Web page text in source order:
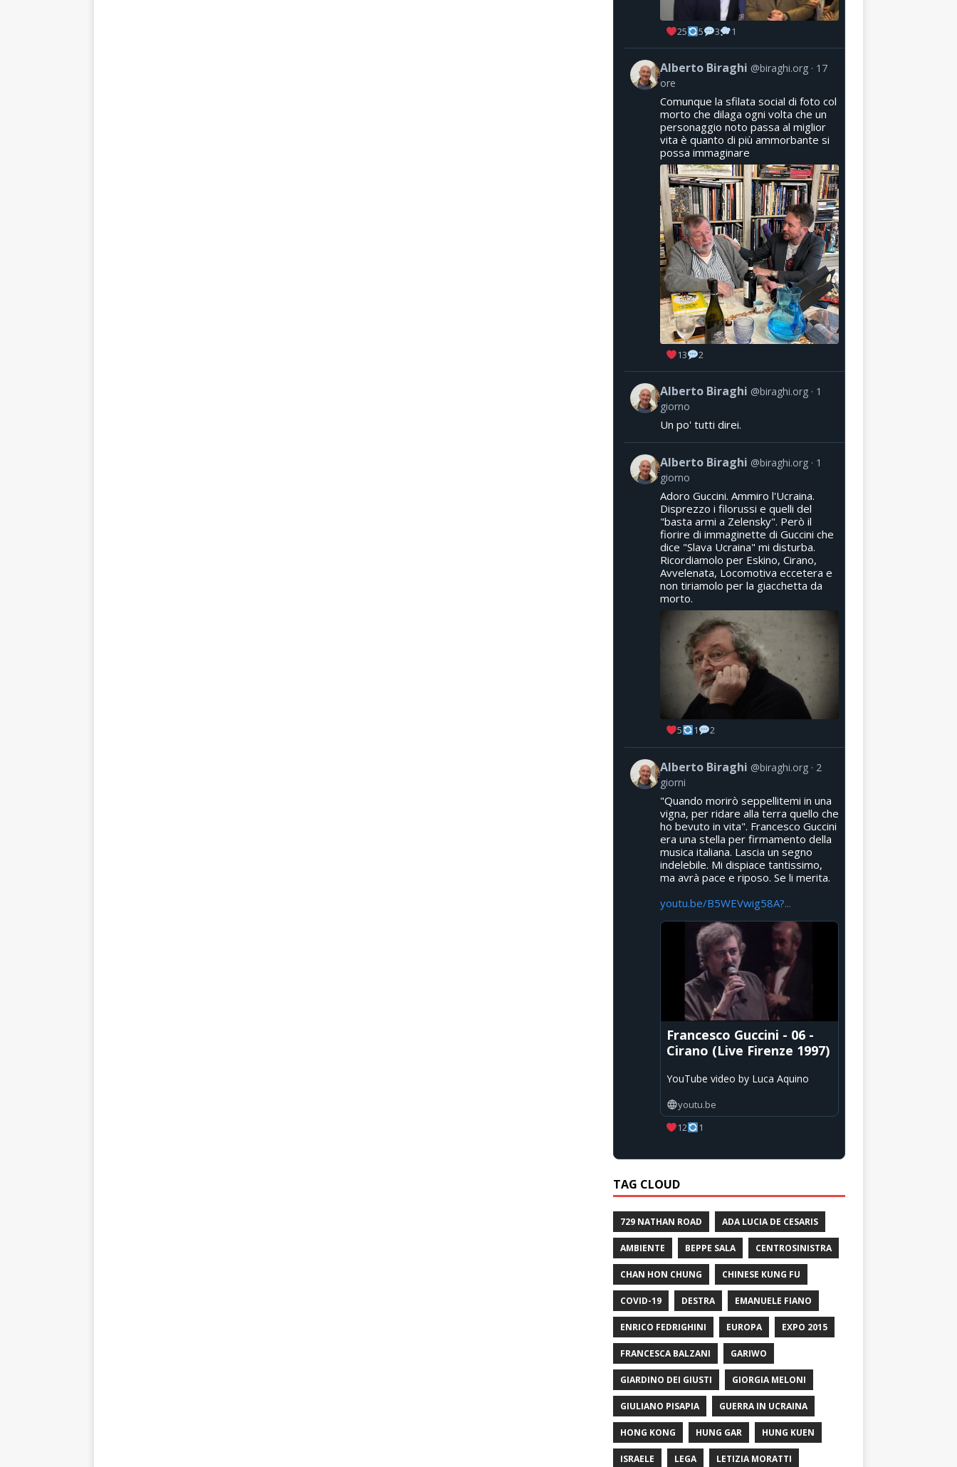
25 5 3 1
Alberto Biraghi @biraghi.org
17
ore
Comunque la sfilata social di foto col
morto che dilaga ogni volta che un
personaggio noto passa al miglior
vita è quanto di più ammorbante si
possa immaginare
13 2
Alberto Biraghi @biraghi.org
1
giorno
Un po' tutti direi.
Alberto Biraghi @biraghi.org
1
giorno
Adoro Guccini. Ammiro l'Ucraina.
Disprezzo i filorussi e quelli del
"basta armi a Zelensky". Però il
fiorire di immaginette di Guccini che
dice "Slava Ucraina" mi disturba.
Ricordiamolo per Eskino, Cirano,
Avvelenata, Locomotiva eccetera e
non tiriamolo per la giacchetta da
morto.
5 1 2
Alberto Biraghi @biraghi.org
2
giorni
"Quando morirò seppellitemi in una
vigna, per ridare alla terra quello che
ho bevuto in vita". Francesco Guccini
era una stella per firmamento della
musica italiana. Lascia un segno
indelebile. Mi dispiace tantissimo,
ma avrà pace e riposo. Se li merita.
youtu.be/B5WEVwig58A?...
Francesco Guccini - 06 -
Cirano (Live Firenze 1997)
YouTube video by Luca Aquino
youtu.be
12
1
TAG CLOUD
729 NATHAN ROAD ADA LUCIA DE CESARIS
AMBIENTE BEPPE SALA CENTROSINISTRA
CHAN HON CHUNG CHINESE KUNG FU
COVID-19 DESTRA EMANUELE FIANO
ENRICO FEDRIGHINI EUROPA EXPO 2015
FRANCESCA BALZANI GARIWO
GIARDINO DEI GIUSTI GIORGIA MELONI
GIULIANO PISAPIA GUERRA IN UCRAINA
HONG KONG HUNG GAR HUNG KUEN
ISRAELE LEGA LETIZIA MORATTI